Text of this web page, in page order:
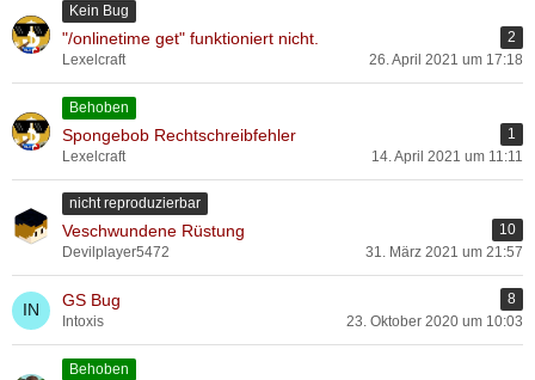
Kein Bug
"/onlinetime get" funktioniert nicht.
2
Lexelcraft
26. April 2021 um 17:18
Behoben
Spongebob Rechtschreibfehler
1
Lexelcraft
14. April 2021 um 11:11
nicht reproduzierbar
Veschwundene Rüstung
10
Devilplayer5472
31. März 2021 um 21:57
GS Bug
8
Intoxis
23. Oktober 2020 um 10:03
Behoben